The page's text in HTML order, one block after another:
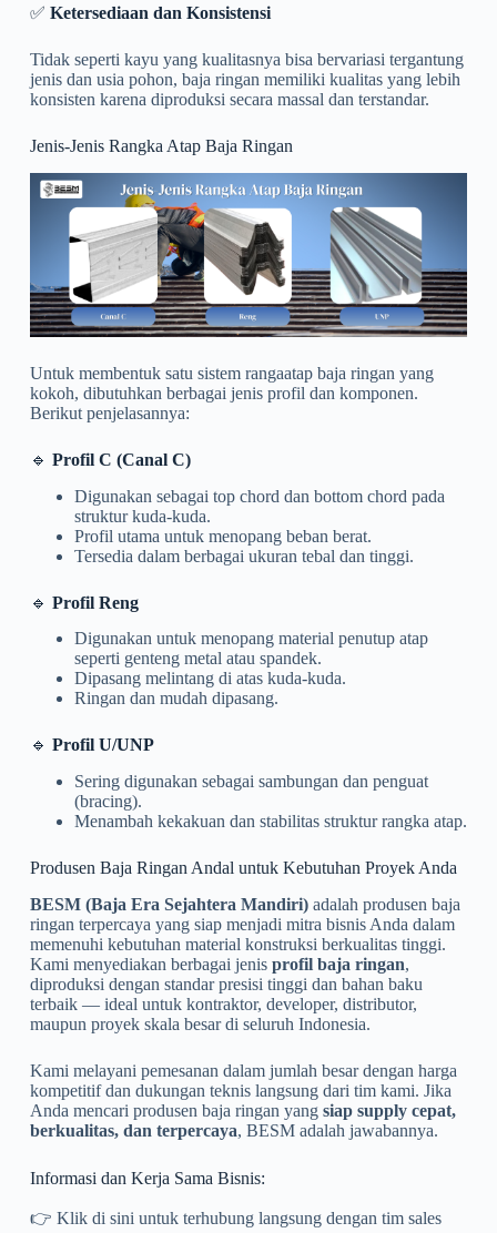
✅ Ketersediaan dan Konsistensi
Tidak seperti kayu yang kualitasnya bisa bervariasi tergantung
jenis dan usia pohon, baja ringan memiliki kualitas yang lebih
konsisten karena diproduksi secara massal dan terstandar.
Jenis-Jenis Rangka Atap Baja Ringan
Untuk membentuk satu sistem rangaatap baja ringan yang
kokoh, dibutuhkan berbagai jenis profil dan komponen.
Berikut penjelasannya:
🔹 Profil C (Canal C)
Digunakan sebagai top chord dan bottom chord pada
struktur kuda-kuda.
Profil utama untuk menopang beban berat.
Tersedia dalam berbagai ukuran tebal dan tinggi.
🔹 Profil Reng
Digunakan untuk menopang material penutup atap
seperti genteng metal atau spandek.
Dipasang melintang di atas kuda-kuda.
Ringan dan mudah dipasang.
🔹 Profil U/UNP
Sering digunakan sebagai sambungan dan penguat
(bracing).
Menambah kekakuan dan stabilitas struktur rangka atap.
Produsen Baja Ringan Andal untuk Kebutuhan Proyek Anda
BESM (Baja Era Sejahtera Mandiri)adalah produsen baja
ringan terpercaya yang siap menjadi mitra bisnis Anda dalam
memenuhi kebutuhan material konstruksi berkualitas tinggi.
Kami menyediakan berbagai jenis profil baja ringan,
diproduksi dengan standar presisi tinggi dan bahan baku
terbaik — ideal untuk kontraktor, developer, distributor,
maupun proyek skala besar di seluruh Indonesia.
Kami melayani pemesanan dalam jumlah besar dengan harga
kompetitif dan dukungan teknis langsung dari tim kami. Jika
Anda mencari produsen baja ringan yang siap supply cepat,
berkualitas, dan terpercaya, BESM adalah jawabannya.
Informasi dan Kerja Sama Bisnis:
👉 Klik di sini untuk terhubung langsung dengan tim sales